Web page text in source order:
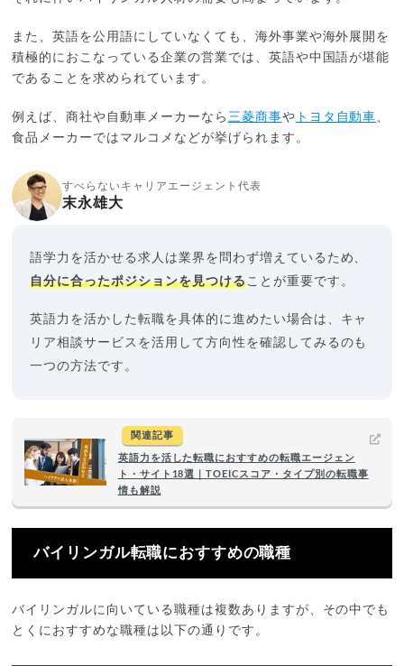
また、英語を公用語にしていなくても、海外事業や海外展開を
積極的におこなっている企業の営業では、英語や中国語が堪能
であることを求められています。
例えば、商社や自動車メーカーなら 三菱商事や トヨタ自動車、
食品メーカーではマルコメなどが挙げられます。
すべらないキャリアエージェント代表
末永雄大
語学力を活かせる求人は業界を問わず増えているため、
自分に合ったポジションを見つけることが重要です。
英語力を活かした転職を具体的に進めたい場合は、キャ
リア相談サービスを活用して方向性を確認してみるのも
一つの方法です。
関連記事
英語力を活した転職におすすめの転職エージェン
ト・サイト18選｜TOEICスコア・タイプ別の転職事
情も解説
バイリンガル転職におすすめの職種
バイリンガルに向いている職種は複数ありますが、その中でも
とくにおすすめな職種は以下の通りです。